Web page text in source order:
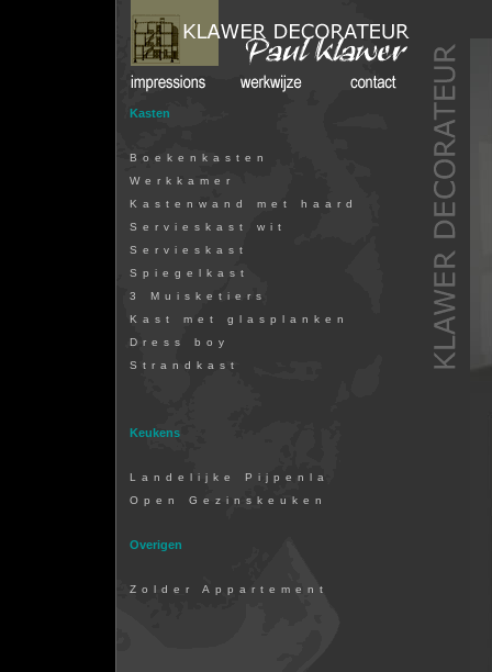
Kasten
Boekenkasten
Werkkamer
Kastenwand met haard
Servieskast wit
Servieskast
Spiegelkast
3 Muisketiers
Kast met glasplanken
Dress boy
Strandkast
Keukens
Landelijke Pijpenla
Open Gezinskeuken
Overigen
Zolder Appartement